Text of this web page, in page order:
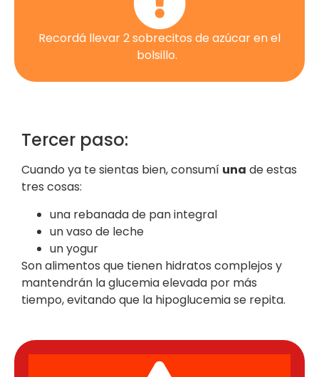
Recordá llevar 2 sobrecitos de azúcar en el
bolsillo.
Tercer paso:
Cuando ya te sientas bien, consumí una de estas
tres cosas:
una rebanada de pan integral
un vaso de leche
un yogur
Son alimentos que tienen hidratos complejos y
mantendrán la glucemia elevada por más
tiempo, evitando que la hipoglucemia se repita.